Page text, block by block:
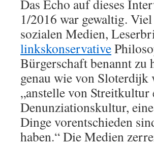
Das Echo auf dieses
1/2016 war gewaltig.
sozialen Medien,
linkskonservative
Bürgerschaft benannt zu
genau wie von Sloterdijk
„anstelle von
Denunziationskultur,
Dinge vorentschieden
haben.“ Die Medien